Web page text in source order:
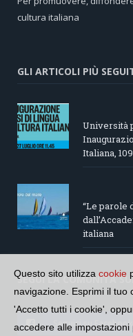
cultura italiana
GLI ARTICOLI PIÙ
Università
Italiana,
“Le parole
italiana
SEGUI LA COMUNITÀ
Seguici su Facebook
Questo sito utilizza cookie
navigazione. Esprimi il tuo
'Accetto tutti i cookie',
accedere alle impostazioni